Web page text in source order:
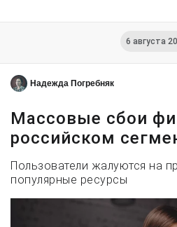
6 августа
Надежда Погребняк
Массовые сбои
российском
Пользователи жалуются на
популярные ресурсы